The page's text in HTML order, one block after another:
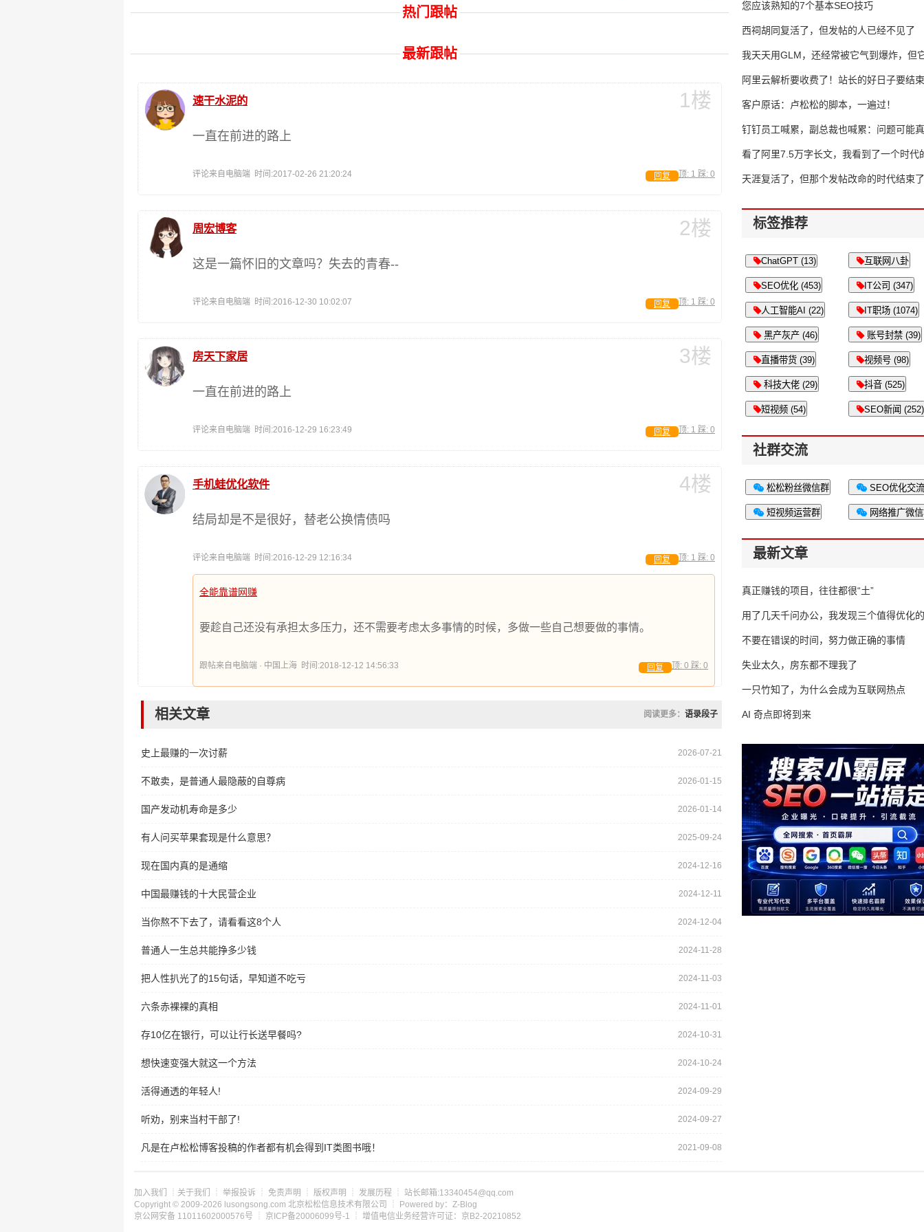
热门跟帖
最新跟帖
1楼
速干水泥的
一直在前进的路上
评论来自电脑端 时间:2017-02-26 21:20:24 顶: 1 踩: 0
回复
2楼
周宏博客
这是一篇怀旧的文章吗？失去的青春--
评论来自电脑端 时间:2016-12-30 10:02:07 顶: 1 踩: 0
回复
3楼
房天下家居
一直在前进的路上
评论来自电脑端 时间:2016-12-29 16:23:49 顶: 1 踩: 0
回复
4楼
手机蛙优化软件
结局却是不是很好，替老公换情债吗
评论来自电脑端 时间:2016-12-29 12:16:34 顶: 1 踩: 0
回复
全能靠谱网赚
要趁自己还没有承担太多压力，还不需要考虑太多事情的时候，多做一些自己想要做的事情。
跟帖来自电脑端 · 中国上海 时间:2018-12-12 14:56:33 顶: 0 踩: 0
回复
相关文章 阅读更多： 语录段子
2026-07-21
史上最赚的一次讨薪
2026-01-15
不敢卖，是普通人最隐蔽的自尊病
2026-01-14
国产发动机寿命是多少
2025-09-24
有人问买苹果套现是什么意思？
2024-12-16
现在国内真的是通缩
2024-12-11
中国最赚钱的十大民营企业
2024-12-04
当你熬不下去了，请看看这8个人
2024-11-28
普通人一生总共能挣多少钱
2024-11-03
把人性扒光了的15句话，早知道不吃亏
2024-11-01
六条赤裸裸的真相
2024-10-31
存10亿在银行，可以让行长送早餐吗?
2024-10-24
想快速变强大就这一个方法
2024-09-29
活得通透的年轻人!
2024-09-27
听劝，别来当村干部了!
2021-09-08
凡是在卢松松博客投稿的作者都有机会得到IT类图书哦！
错过了
您应该熟知的7个基本SEO技巧
西祠胡同复活了，但发帖的人已经不见了
我天天用GLM，还经常被它气到爆炸，但
16万亿
阿里云解析要收费了！站长的好日子要结
客户原话：卢松松的脚本，一遍过！
钉钉员工喊累，副总裁也喊累：问题可能
了
看了阿里7.5万字长文，我看到了一个时代
天涯复活了，但那个发帖改命的时代结束了
标签推荐
ChatGPT (13) 互联网八卦
SEO优化 (453) IT公司 (347)
人工智能AI (22) IT职场 (1074)
黑产灰产 (46) 账号封禁 (39)
直播带货 (39) 视频号 (98)
科技大佬 (29) 抖音 (525)
短视频 (54) SEO新闻 (252)
社群交流
松松粉丝微信群 SEO优化交
短视频运营群 网络推广微
最新文章
真正赚钱的项目，往往都很“土”
用了几天千问办公，我发现三个值得优化
不要在错误的时间，努力做正确的事情
失业太久，房东都不理我了
一只竹知了，为什么会成为互联网热点
AI 奇点即将到来
加入我们 关于我们 举报投诉 免责声明 版权声明 发展历程 ┊ 站长邮箱:13340454@qq.com
Copyright © 2009-2026 lusongsong.com 北京松松信息技术有限公司 ┊ Powered by：Z-Blog
京公网安备 11011602000576号 ┊ 京ICP备20006099号-1 ┊ 增值电信业务经营许可证：京B2-20210852